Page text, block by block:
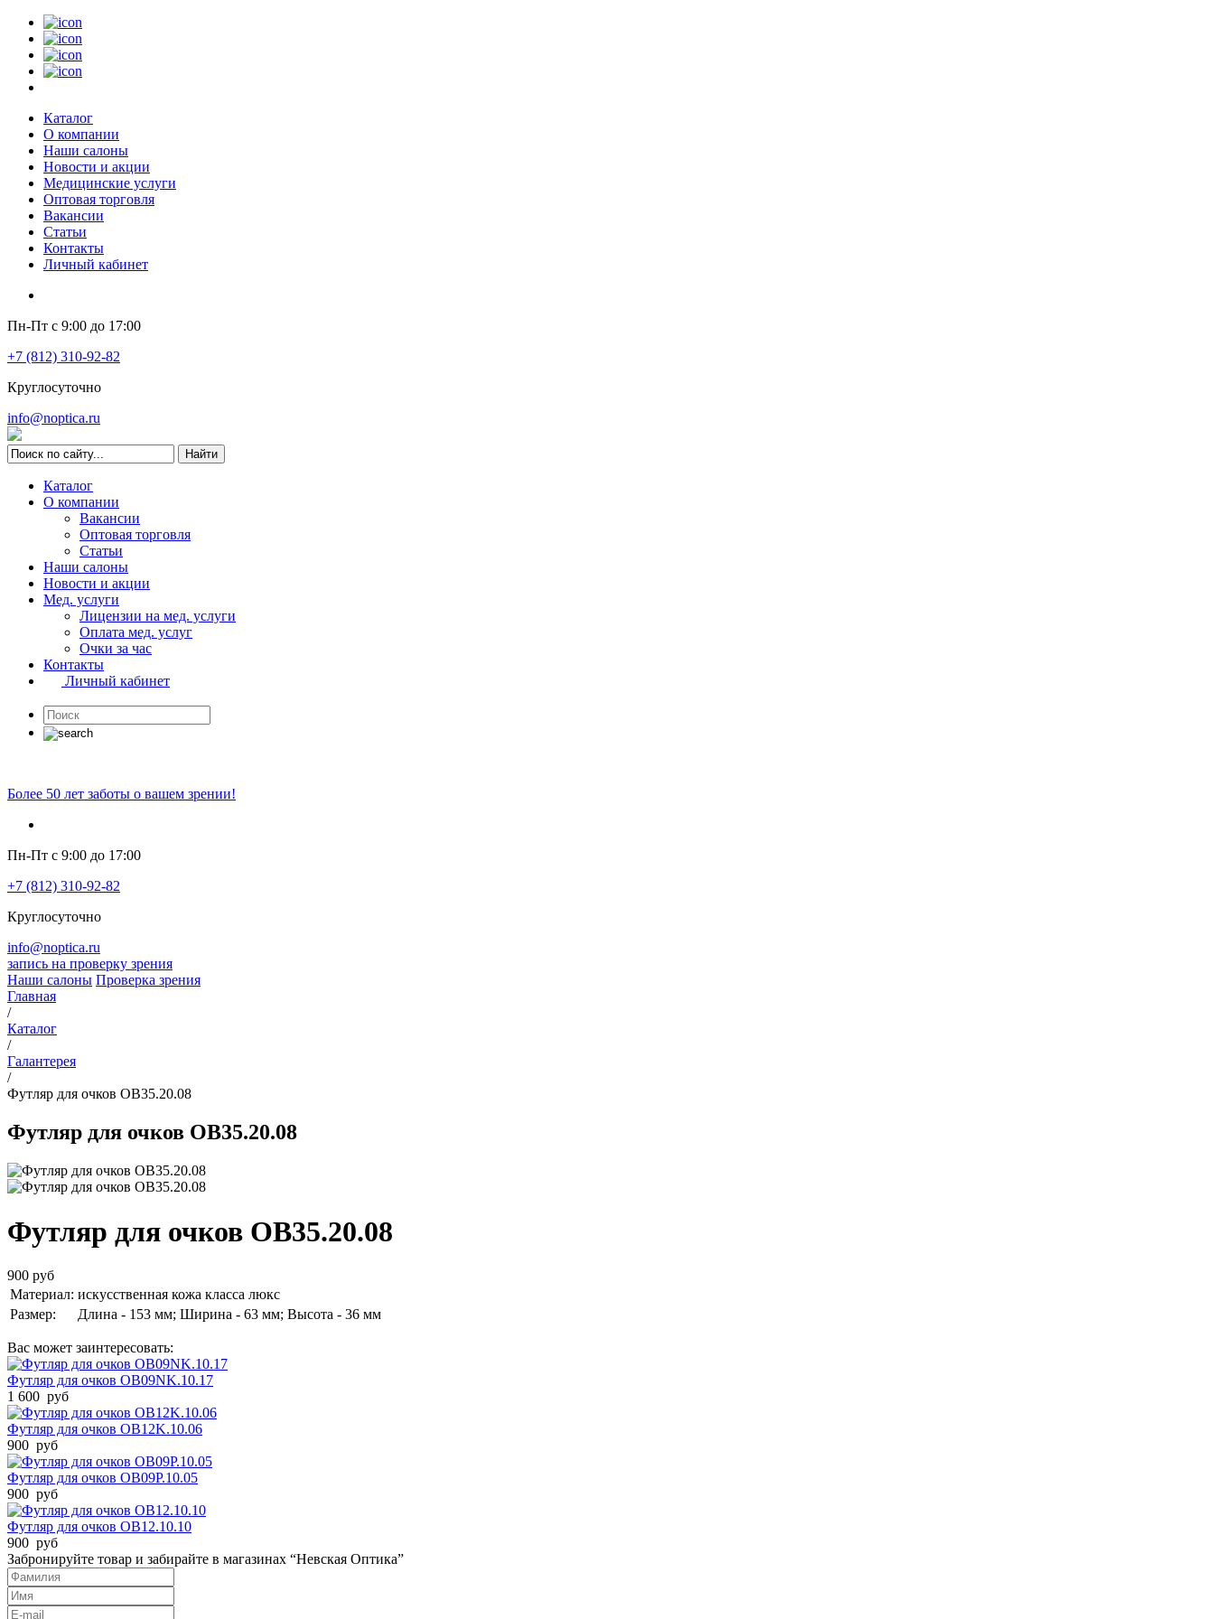
Каталог
О компании
Наши салоны
Новости и акции
Медицинские услуги
Оптовая торговля
Вакансии
Статьи
Контакты
Личный кабинет
Пн-Пт с 9:00 до 17:00
+7 (812) 310-92-82
Круглосуточно
info@noptica.ru
Каталог
О компании
Вакансии
Оптовая торговля
Статьи
Наши салоны
Новости и акции
Мед. услуги
Лицензии на мед. услуги
Оплата мед. услуг
Очки за час
Контакты
Личный кабинет
Более 50 лет заботы о вашем зрении!
Пн-Пт с 9:00 до 17:00
+7 (812) 310-92-82
Круглосуточно
info@noptica.ru
запись на проверку зрения
Наши салоны Проверка зрения
Главная
/
Каталог
/
Галантерея
/
Футляр для очков OB35.20.08
Футляр для очков OB35.20.08
Футляр для очков OB35.20.08
900 руб
Материал: искусственная кожа класса люкс
Размер:
Длина - 153 мм; Ширина - 63 мм; Высота - 36 мм
Вас может заинтересовать:
Футляр для очков OB09NK.10.17
1 600 руб
Футляр для очков OB12K.10.06
900 руб
Футляр для очков OB09P.10.05
900 руб
Футляр для очков OB12.10.10
900 руб
Забронируйте товар и забирайте в магазинах “Невская Оптика”